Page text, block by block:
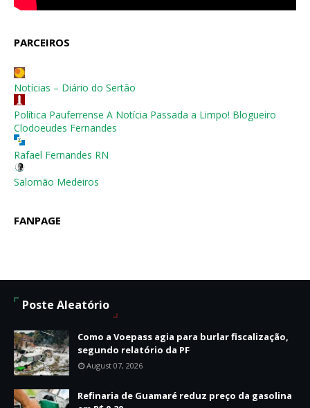
PARCEIROS
Notícias – Diário do Sertão
Política Pauferrense A Notícia Passada a Limpo! Blogueiro
Clodoeudes Fernandes
Rafael Fernandes RN
Salomão Medeiros
FANPAGE
Poste Aleatório
Como a Voepass agia para burlar fiscalização,
segundo relatório da PF
August 07, 2026
Refinaria de Guamaré reduz preço da gasolina